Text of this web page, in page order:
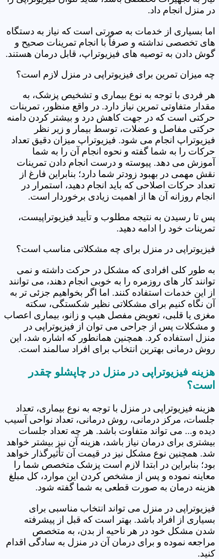
در منزل انجام داد.
اما بسیاری از خدمات به صورتی است که نیاز به دستگاه
های تخصصی نداشته و صرفاً با انجام تمرینات صحیح و
گوش دادن به توصیه های فیزیوتراپ، قابل درمان هستند.
چه میزان تمرین برای فیزیوتراپی در منزل لازم است؟
هر فردی با توجه به نوع بیماری و تشخیص پزشک، به
مقدار متفاوتی تمرین نیاز دارد. در واقع منظور، تمرینات
حرکتی است که در جهت کاهش درد و بیشتر کردن دامنه
حرکتی مفاصل و عضلات، توسط بیمار و زیر نظر
فیزیوتراپ انجام می شود. فیزیوتراپ میزان دقیق تعداد
حرکات را به شما گفته و نحوه انجام آن را به شما
آموزش می دهد. پیوسته و درست انجام دادن تمرینات
نقش مهمی در بهبود زودتر شما دارد؛ بنابراین فارغ از
تعداد حرکات اصلاحی که باید انجام دهید، استمرار در
انجام روزانه آن ها از اهمیت زیادی برخوردار است.
پس تا رسیدن به نتیجه مطلوب و تأیید فیزیوتراپیست،
تمرینات خود را ادامه دهید.
فیزیوتراپی در منزل برای چه مشکلاتی مناسب است؟
به طور کلی افرادی که مشکل در حرکت داشته و نمی
توانند کار های روزمره را به خوبی انجام دهند، می توانند
از این خدمات استفاده کنند. اما اگر بخواهیم جزئی تر به
آن نگاه کنیم برای مشکلاتی نظیر شکستگی، سکته
مغزی یا قلبی، تعویض مفصل هیپ و زانو، بیماری اعصاب
و مشکلات پس از جراحی می توان از فیزیوتراپی در
منزل استفاده کرد. همچنین همانطور که اشاره شد، این
روش درمانی بهترین انتخاب برای افراد سالمند است.
هزینه فیزیوتراپی در منزل در چاپشلو چقدر
است؟
هزینه فیزیوتراپی در منزل با توجه به نوع بیماری، تعداد
جلسات، مرکز درمانی، روش درمانی، تعداد نواحی آسیب
دیده و... می تواند متفاوت باشد. هر چه تعداد جلسات
بیشتری برای درمان نیاز باشد، هزینه آن نیز بیشتر خواهد
شد. همچنین نوع مشکل نیز در قیمت آن تأثیرگذار خواهد
بود؛ بنابراین در ابتدا لازم است پزشک متخصص شما را
معاینه نموده و پس از مشخص کردن این موارد، کل مبلغ
هزینه درمان به صورت قطعی به شما گفته شود.
فیزیوتراپی در منزل می تواند انتخاب مناسبی برای
بسیاری از افراد باشد. بهتر است که قبل از پیشرفته
شدن مشکل خود در هر ناحیه از بدن، به متخصص
مراجعه نموده و برای درمان آن در منزل به سادگی اقدام
کنید.